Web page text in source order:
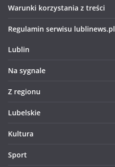
Warunki korzystania z treści
Regulamin serwisu lublinews.pl
Lublin
Na sygnale
Z regionu
Lubelskie
Kultura
Sport